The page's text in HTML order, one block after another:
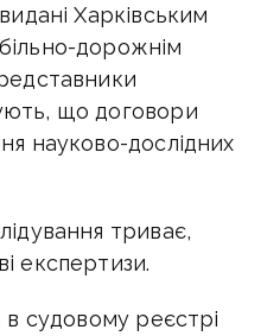
Харківським
дорожнім
що договори
науково-дослідних
триває,
експертизи.
судовому реєстрі